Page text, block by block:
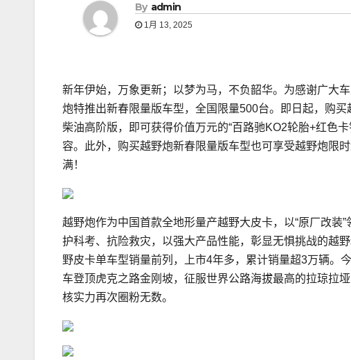
By admin
1月 13, 2025
新年伊始，万象更新；以梦为马，不负韶华。为感谢广大
炮特推出新春限量版车型，全国限量500台。即日起，购
柴油高阶版，即可获得价值万元的“百路驰KO2轮胎+红色
容。此外，购买越野炮新春限量版车型也可享受越野炮限
满！
越野炮作为中国首款全地形量产越野大皮卡，以“原厂改装
护科考、抗险救灾，以强大产品性能，彰显无惧挑战的越
野皮卡单车型销量前列，上市4年多，累计销量超3万辆。
车登顶虎克之路金刚坡，征服世界公路海拔最高的拉琼拉
核实力再次圈粉无数。